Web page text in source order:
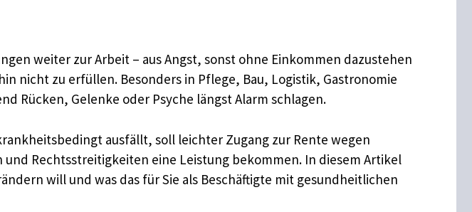
weiter zur Arbeit – aus Angst, sonst ohne Einkommen dazustehen
nicht zu erfüllen. Besonders in Pflege, Bau, Logistik, Gastronomie
Rücken, Gelenke oder Psyche längst Alarm schlagen.
ausfällt, soll leichter Zugang zur Rente wegen
Rechtsstreitigkeiten eine Leistung bekommen. In diesem Artikel
will und was das für Sie als Beschäftigte mit gesundheitlichen